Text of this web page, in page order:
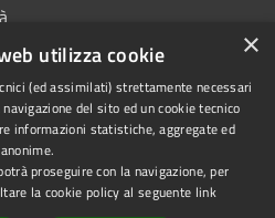
di Ciampino
×
utilizza cookie
(ed assimilati) strettamente necessari
del sito ed un cookie tecnico
informazioni statistiche, aggregate ed
anonime.
proseguire con la navigazione, per
la cookie policy al seguente link